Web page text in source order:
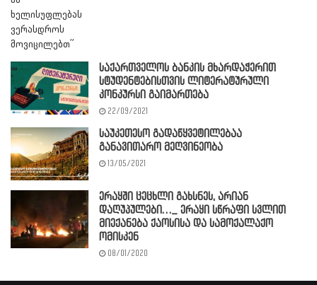
საქართველოს ბანკის მხარდაჭერით
სტუდენტებისთვის ლიტერატურული
კონკურსი გაიმართება
22/09/2021
საუკეთესო გადაწყვეტილებაა
განავითარო მეღვინეობა
13/05/2021
ერაყში ცეცხლი გახსნეს, არიან
დაღუპულები…_ ერაყი სწრაფი სვლით
მიექანება ქაოსისა და სამოქალაქო
ომისკენ
08/01/2020